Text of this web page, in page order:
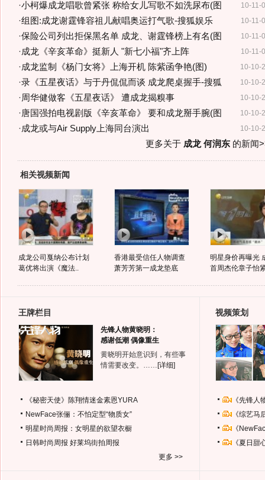
10-11-
·小柯爆成龙唱歌曾紧张 称给女儿写歌不如洗尿布(图
10-11-
·组图:成龙谢霆锋容祖儿献唱奥运打气歌-搜狐娱乐
10-11-
·保险公司列出拒保黑名单 成龙、谢霆锋榜上有名(图
10-11-
·成龙《辛亥革命》挺新人 "新七小福"齐上阵
10-10-
·成龙监制《杨门女将》上海开机 陈紫函争艳(图)
10-10-
·录《五星夜话》与于丹侃侃而谈 成龙爬桌握手-搜狐
10-10-
·周华健做客《五星夜话》 遭成龙揭糗事
10-10-
·唐国强拍电视剧版《辛亥革命》 要和成龙掰手腕(图
10-10-
·成龙或与Air Supply上海同台演出
更多关于 成龙 何润东的新闻
相关视频新闻
成龙公司戛纳公布计划
葛优将出演《魔法..
香港最受信任人物调查
萧芳芳第一成龙垫底
明星身价再曝光
首周杰伦章子怡
王牌栏目
先锋人物黄晓明：
感谢低潮 偶像重生
黄晓明开始意识到，有些事
情需要改变。…… [详细]
《秘密天使》陈翔情迷金素恩YURA
NewFace张俪：不怕定型“物质女”
明星时尚周报：女明星的欲望衣橱
日韩时尚周报 好莱坞街拍周报
更多 >>
视频策划
《先锋
《综艺
《
《夏日